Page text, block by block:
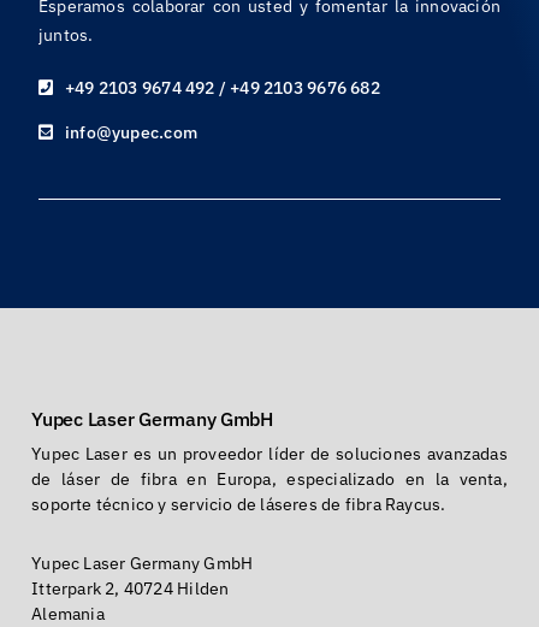
Esperamos colaborar con usted y fomentar la innovación
juntos.
+49 2103 9674 492 / +49 2103 9676 682
info@yupec.com
Yupec Laser Germany GmbH
Yupec Laser es un proveedor líder de soluciones avanzadas
de láser de fibra en Europa, especializado en la venta,
soporte técnico y servicio de láseres de fibra Raycus.
Yupec Laser Germany GmbH
Itterpark 2, 40724 Hilden
Alemania